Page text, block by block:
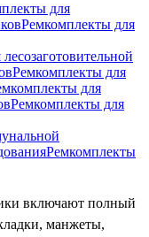
для
Ремкомплекты для
Ремкомплекты для
для
Ремкомплекты для
Ремкомплекты
включают полный
манжеты,